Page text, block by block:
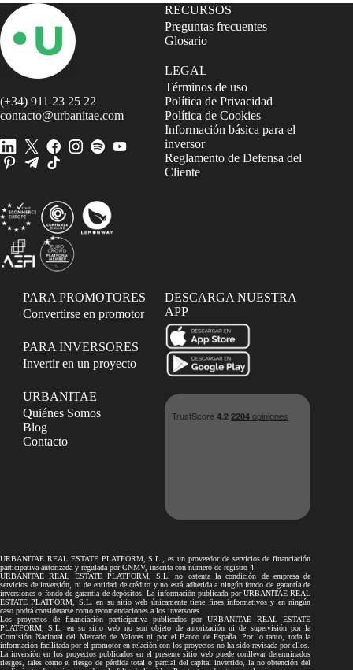
(+34) 911 23 25 22
contacto@urbanitae.com
RECURSOS
Preguntas frecuentes
Glosario
LEGAL
Términos de uso
Política de Privacidad
Política de Cookies
Información básica para el
inversor
Reglamento de Defensa del
Cliente
PARA PROMOTORES
Convertirse en promotor
PARA INVERSORES
Invertir en un proyecto
URBANITAE
Quiénes Somos
Blog
Contacto
DESCARGA NUESTRA
APP
URBANITAE REAL ESTATE PLATFORM, S.L., es un proveedor de servicios de financiación
participativa autorizada y regulada por CNMV, inscrita con número de registro 4.
URBANITAE REAL ESTATE PLATFORM, S.L. no ostenta la condición de empresa de
servicios de inversión, ni de entidad de crédito y no está adherida a ningún fondo de garantía de
inversiones o fondo de garantía de depósitos. La información publicada por URBANITAE REAL
ESTATE PLATFORM, S.L. en su sitio web únicamente tiene fines informativos y en ningún
caso podrá considerarse como recomendaciones a los inversores.
Los proyectos de financiación participativa publicados por URBANITAE REAL ESTATE
PLATFORM, S.L. en su sitio web no son objeto de autorización ni de supervisión por la
Comisión Nacional del Mercado de Valores ni por el Banco de España. Por lo tanto, toda la
información facilitada por el promotor en relación con los proyectos no ha sido revisada por ellos.
La inversión en los proyectos publicados en el presente sitio web puede conllevar determinados
riesgos, tales como el riesgo de pérdida total o parcial del capital invertido, la no obtención del